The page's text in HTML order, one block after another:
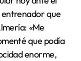
entrenador que
«Me
que podía
enorme,